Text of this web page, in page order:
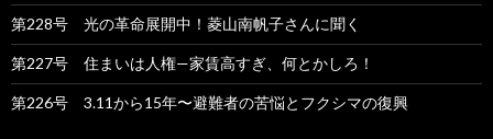
第228号 光の革命展開中！菱山南帆子さんに聞く
第227号 住まいは人権—家賃高すぎ、何とかしろ！
第226号 3.11から15年〜避難者の苦悩とフクシマの復興